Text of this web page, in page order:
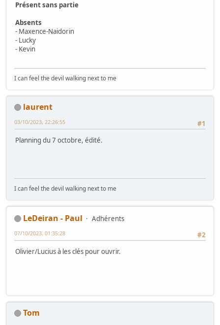
Présent sans partie
Absents
- Maxence-Naidorin
- Lucky
- Kevin
I can feel the devil walking next to me
laurent
#1
03/10/2023, 22:26:55
Planning du 7 octobre, édité.
I can feel the devil walking next to me
LeDeiran - Paul
Adhérents
#2
07/10/2023, 01:35:28
Olivier/Lucius à les clés pour ouvrir.
Tom